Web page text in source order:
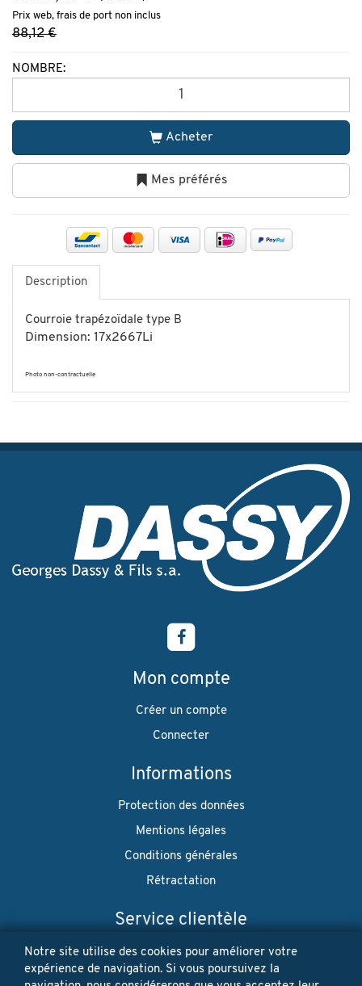
Prix web, frais de port non inclus
88,12 €
NOMBRE:
Acheter
Mes préférés
Description
Courroie trapézoïdale type B
Dimension: 17x2667Li
Photo non-contractuelle
Mon compte
Créer un compte
Connecter
Informations
Protection des données
Mentions légales
Conditions générales
Rétractation
Service clientèle
Envoi
Notre site utilise des cookies pour améliorer votre
expérience de navigation. Si vous poursuivez la